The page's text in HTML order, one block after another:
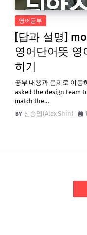
영어공부
[답과 설명]
영어단어뜻 영
히기
공부 내용과 문제로 이동
asked the design team
match the…
신승엽(Alex Shin)